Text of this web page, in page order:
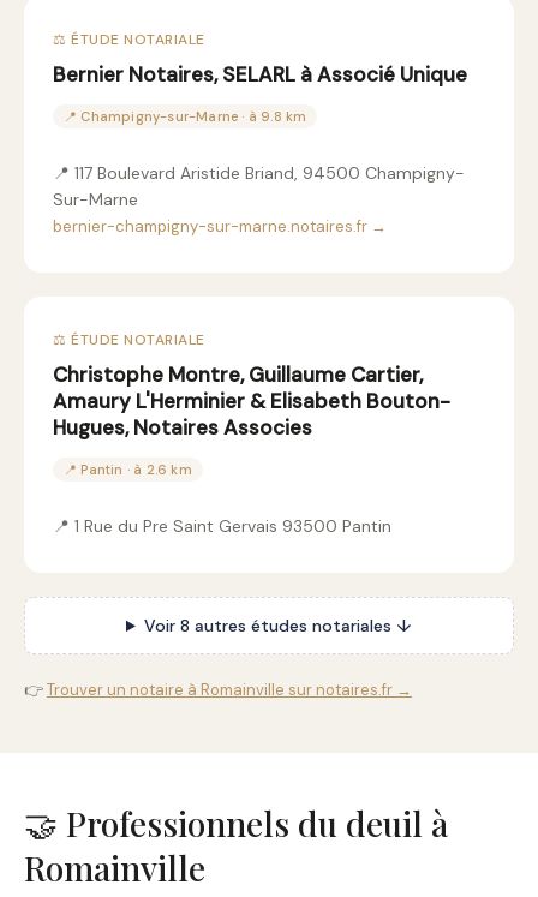
⚖️ ÉTUDE NOTARIALE
Bernier Notaires, SELARL à Associé Unique
📍 Champigny-sur-Marne · à 9.8 km
📍 117 Boulevard Aristide Briand, 94500 Champigny-
Sur-Marne
bernier-champigny-sur-marne.notaires.fr →
⚖️ ÉTUDE NOTARIALE
Christophe Montre, Guillaume Cartier,
Amaury L'Herminier & Elisabeth Bouton-
Hugues, Notaires Associes
📍 Pantin · à 2.6 km
📍 1 Rue du Pre Saint Gervais 93500 Pantin
Voir 8 autres études notariales ↓
👉Trouver un notaire à Romainville sur notaires.fr →
🤝 Professionnels du deuil à
Romainville